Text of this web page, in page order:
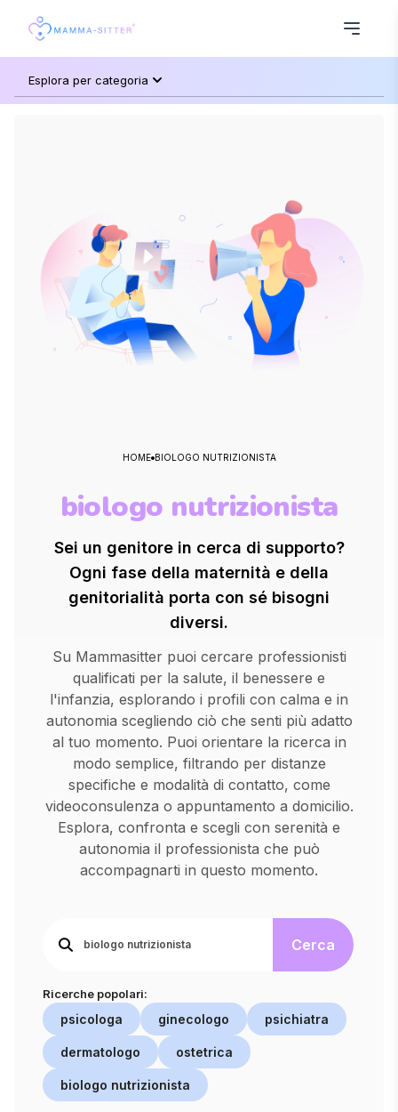
Esplora per categoria
HOME BIOLOGO NUTRIZIONISTA
biologo nutrizionista
Sei un genitore in cerca di supporto?
Ogni fase della maternità e della
genitorialità porta con sé bisogni
diversi.
Su Mammasitter puoi cercare professionisti
qualificati per la salute, il benessere e
l'infanzia, esplorando i profili con calma e in
autonomia scegliendo ciò che senti più adatto
al tuo momento. Puoi orientare la ricerca in
modo semplice, filtrando per distanze
specifiche e modalità di contatto, come
videoconsulenza o appuntamento a domicilio.
Esplora, confronta e scegli con serenità e
autonomia il professionista che può
accompagnarti in questo momento.
Cerca
Ricerche popolari:
psicologa ginecologo psichiatra
dermatologo ostetrica
biologo nutrizionista